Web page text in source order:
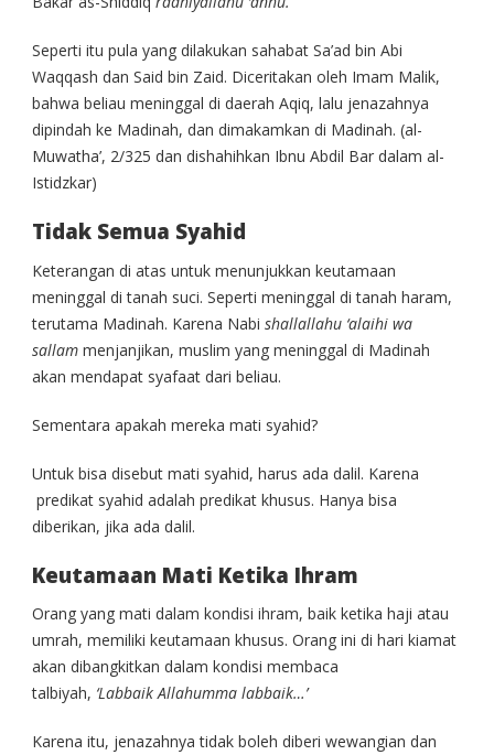
Seperti itu pula yang dilakukan sahabat Sa’ad bin Abi
Waqqash dan Said bin Zaid. Diceritakan oleh Imam Malik,
bahwa beliau meninggal di daerah Aqiq, lalu jenazahnya
dipindah ke Madinah, dan dimakamkan di Madinah. (al-
Muwatha’, 2/325 dan dishahihkan Ibnu Abdil Bar dalam al-
Istidzkar)
Tidak Semua Syahid
Keterangan di atas untuk menunjukkan keutamaan
meninggal di tanah suci. Seperti meninggal di tanah haram,
terutama Madinah. Karena Nabi shallallahu ‘alaihi wa
sallam menjanjikan, muslim yang meninggal di Madinah
akan mendapat syafaat dari beliau.
Sementara apakah mereka mati syahid?
Untuk bisa disebut mati syahid, harus ada dalil. Karena
predikat syahid adalah predikat khusus. Hanya bisa
diberikan, jika ada dalil.
Keutamaan Mati Ketika Ihram
Orang yang mati dalam kondisi ihram, baik ketika haji atau
umrah, memiliki keutamaan khusus. Orang ini di hari kiamat
akan dibangkitkan dalam kondisi membaca
talbiyah, ‘Labbaik Allahumma labbaik…’
Karena itu, jenazahnya tidak boleh diberi wewangian dan